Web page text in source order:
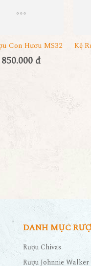
Con Hươu MS32
850.000 đ
Kệ
DANH MỤC
Rượu Chivas
Rượu Johnnie Walker